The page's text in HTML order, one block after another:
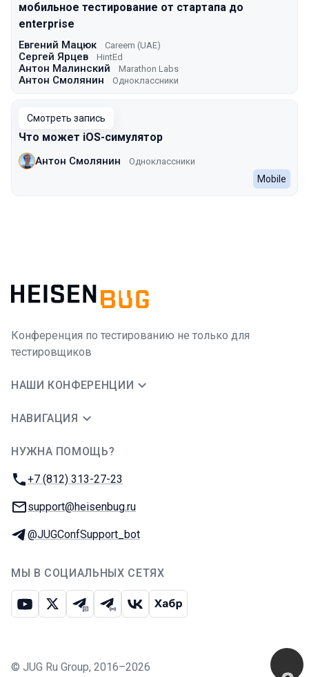
мобильное тестирование от стартапа до
enterprise
Евгений Мацюк Careem (UAE)
Сергей Ярцев HintEd
Антон Малинский Marathon Labs
Антон Смолянин Одноклассники
Смотреть запись
Что может iOS-симулятор
Антон Смолянин Одноклассники
Mobile
Конференция по тестированию не только для
тестировщиков
НАШИ КОНФЕРЕНЦИИ
НАВИГАЦИЯ
НУЖНА ПОМОЩЬ?
Телефон:
+7 (812) 313-27-23
E-mail:
support@heisenbug.ru
Телеграм:
@JUGConfSupport_bot
МЫ В СОЦИАЛЬНЫХ СЕТЯХ
ЮтубИкс Телеграм-чат
Телеграм-канал
ВКонтакте
Хабр
© JUG Ru Group, 2016–2026